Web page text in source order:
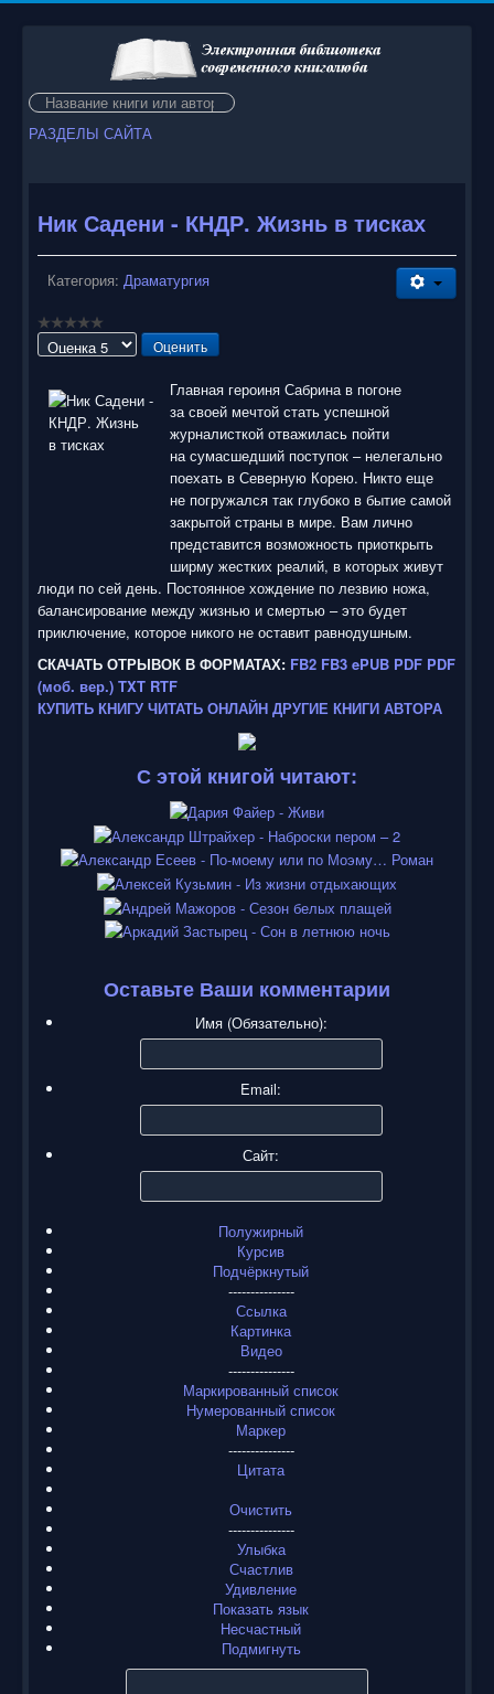
Искать...
РАЗДЕЛЫ САЙТА
Ник Садени - КНДР. Жизнь в тисках
Категория: Драматургия
Пожалуйста,
Главная героиня Сабрина в погоне
за своей мечтой стать успешной
журналисткой отважилась пойти
на сумасшедший поступок – нелегально
поехать в Северную Корею. Никто еще
не погружался так глубоко в бытие самой
закрытой страны в мире. Вам лично
представится возможность приоткрыть
ширму жестких реалий, в которых живут
люди по сей день. Постоянное хождение по лезвию ножа,
балансирование между жизнью и смертью – это будет
приключение, которое никого не оставит равнодушным.
СКАЧАТЬ ОТРЫВОК В ФОРМАТАХ: FB2 FB3 ePUB PDF PDF
(моб. вер.) TXT RTF
КУПИТЬ КНИГУ ЧИТАТЬ ОНЛАЙН ДРУГИЕ КНИГИ АВТОРА
С этой книгой читают:
Оставьте Ваши комментарии
Имя (Обязательно):
Email:
Сайт:
Полужирный
Курсив
Подчёркнутый
---------------
Ссылка
Картинка
Видео
---------------
Маркированный список
Нумерованный список
Маркер
---------------
Цитата
Очистить
---------------
Улыбка
Счастлив
Удивление
Показать язык
Несчастный
Подмигнуть